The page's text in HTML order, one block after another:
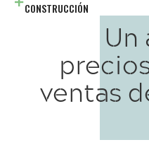
CONSTRUCCIÓN
ventas